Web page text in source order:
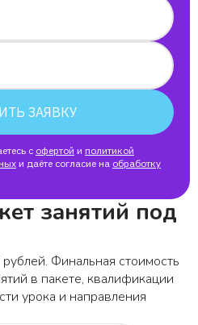
ЗАЯВКУ
с офертой и политикой
и даёте согласие на обработку
занятий под
Финальная стоимость
в пакете, квалификации
урока и направления